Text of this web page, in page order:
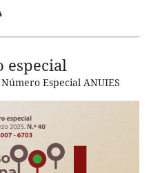
especial
Especial ANUIES